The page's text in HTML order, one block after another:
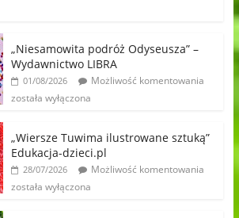
„Niesamowita podróż Odyseusza” –
Wydawnictwo LIBRA
01/08/2026
Możliwość komentowania
została wyłączona
„Wiersze Tuwima ilustrowane sztuką”
Edukacja-dzieci.pl
28/07/2026
Możliwość komentowania
została wyłączona